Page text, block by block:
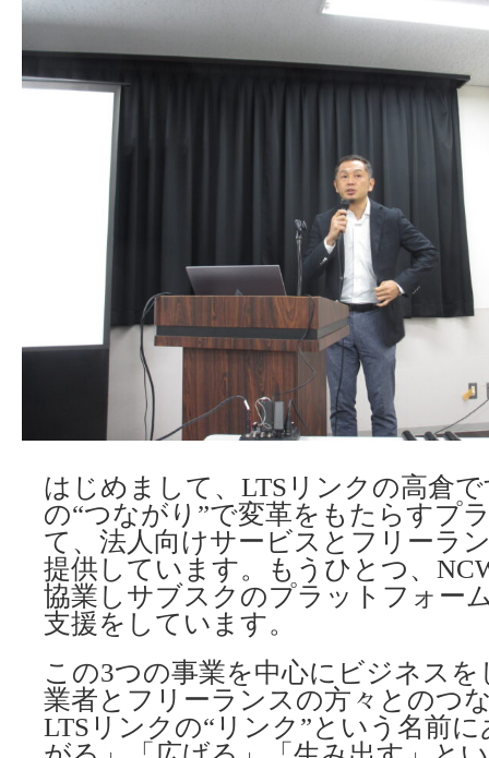
はじめまして、LTSリンクの高倉
の“つながり”で変革をもたらすプ
て、法人向けサービスとフリーラ
提供しています。もうひとつ、
協業しサブスクのプラットフォー
支援をしています。
この3つの事業を中心にビジネス
業者とフリーランスの方々とのつ
LTSリンクの“リンク”という名前